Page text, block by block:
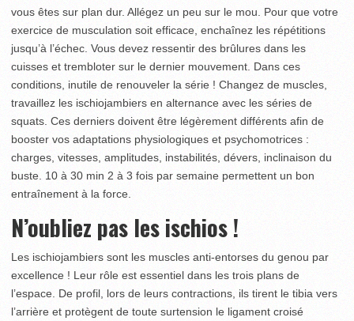
vous êtes sur plan dur. Allégez un peu sur le mou. Pour que votre
exercice de musculation soit efficace, enchaînez les répétitions
jusqu’à l’échec. Vous devez ressentir des brûlures dans les
cuisses et trembloter sur le dernier mouvement. Dans ces
conditions, inutile de renouveler la série ! Changez de muscles,
travaillez les ischiojambiers en alternance avec les séries de
squats. Ces derniers doivent être légèrement différents afin de
booster vos adaptations physiologiques et psychomotrices :
charges, vitesses, amplitudes, instabilités, dévers, inclinaison du
buste. 10 à 30 min 2 à 3 fois par semaine permettent un bon
entraînement à la force.
N’oubliez pas les ischios !
Les ischiojambiers sont les muscles anti-entorses du genou par
excellence ! Leur rôle est essentiel dans les trois plans de
l’espace. De profil, lors de leurs contractions, ils tirent le tibia vers
l’arrière et protègent de toute surtension le ligament croisé